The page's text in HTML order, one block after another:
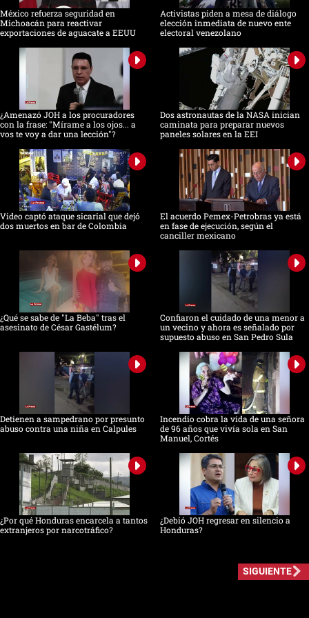
México refuerza seguridad en
Michoacán para reactivar
exportaciones de aguacate a EEUU
Activistas piden a mesa de diálogo
elección inmediata de nuevo ente
electoral venezolano
¿Amenazó JOH a los procuradores
con la frase: "Mírame a los ojos... a
vos te voy a dar una lección"?
Dos astronautas de la NASA inician
caminata para preparar nuevos
paneles solares en la EEI
Video captó ataque sicarial que dejó
dos muertos en bar de Colombia
El acuerdo Pemex-Petrobras ya está
en fase de ejecución, según el
canciller mexicano
¿Qué se sabe de "La Beba" tras el
asesinato de César Gastélum?
Confiaron el cuidado de una menor a
un vecino y ahora es señalado por
supuesto abuso en San Pedro Sula
Detienen a sampedrano por presunto
abuso contra una niña en Calpules
Incendio cobra la vida de una señora
de 96 años que vivía sola en San
Manuel, Cortés
¿Por qué Honduras encarcela a tantos
extranjeros por narcotráfico?
¿Debió JOH regresar en silencio a
Honduras?
SIGUIENTE